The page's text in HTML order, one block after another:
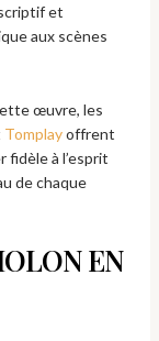
et
aux scènes
œuvre, les
Tomplayoffrent
à l’esprit
de chaque
EN